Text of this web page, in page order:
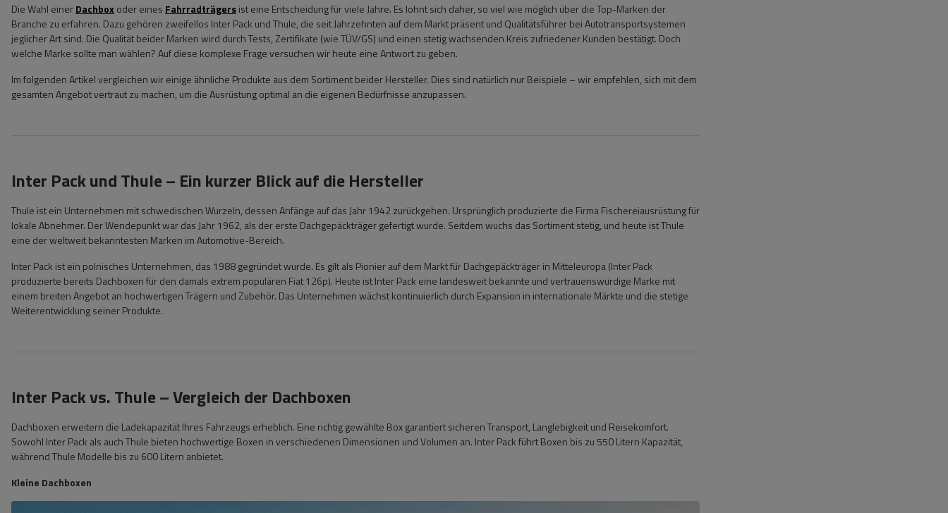
Die Wahl einerDachboxoder eines Fahrradträgersist eine Entscheidung für viele Jahre. Es lohnt sich daher, so viel wie möglich über die Top-Marken der
Branche zu erfahren. Dazu gehören zweifellos Inter Pack und Thule, die seit Jahrzehnten auf dem Markt präsent und Qualitätsführer bei Autotransportsystemen
jeglicher Art sind. Die Qualität beider Marken wird durch Tests, Zertifikate (wie TÜV/GS) und einen stetig wachsenden Kreis zufriedener Kunden bestätigt. Doch
welche Marke sollte man wählen? Auf diese komplexe Frage versuchen wir heute eine Antwort zu geben.
Im folgenden Artikel vergleichen wir einige ähnliche Produkte aus dem Sortiment beider Hersteller. Dies sind natürlich nur Beispiele – wir empfehlen, sich mit dem
gesamten Angebot vertraut zu machen, um die Ausrüstung optimal an die eigenen Bedürfnisse anzupassen.
Inter Pack und Thule – Ein kurzer Blick auf die Hersteller
Thule ist ein Unternehmen mit schwedischen Wurzeln, dessen Anfänge auf das Jahr 1942 zurückgehen. Ursprünglich produzierte die Firma Fischereiausrüstung für
lokale Abnehmer. Der Wendepunkt war das Jahr 1962, als der erste Dachgepäckträger gefertigt wurde. Seitdem wuchs das Sortiment stetig, und heute ist Thule
eine der weltweit bekanntesten Marken im Automotive-Bereich.
Inter Pack ist ein polnisches Unternehmen, das 1988 gegründet wurde. Es gilt als Pionier auf dem Markt für Dachgepäckträger in Mitteleuropa (Inter Pack
produzierte bereits Dachboxen für den damals extrem populären Fiat 126p). Heute ist Inter Pack eine landesweit bekannte und vertrauenswürdige Marke mit
einem breiten Angebot an hochwertigen Trägern und Zubehör. Das Unternehmen wächst kontinuierlich durch Expansion in internationale Märkte und die stetige
Weiterentwicklung seiner Produkte.
Inter Pack vs. Thule – Vergleich der Dachboxen
Dachboxen erweitern die Ladekapazität Ihres Fahrzeugs erheblich. Eine richtig gewählte Box garantiert sicheren Transport, Langlebigkeit und Reisekomfort.
Sowohl Inter Pack als auch Thule bieten hochwertige Boxen in verschiedenen Dimensionen und Volumen an. Inter Pack führt Boxen bis zu 550 Litern Kapazität,
während Thule Modelle bis zu 600 Litern anbietet.
Kleine Dachboxen